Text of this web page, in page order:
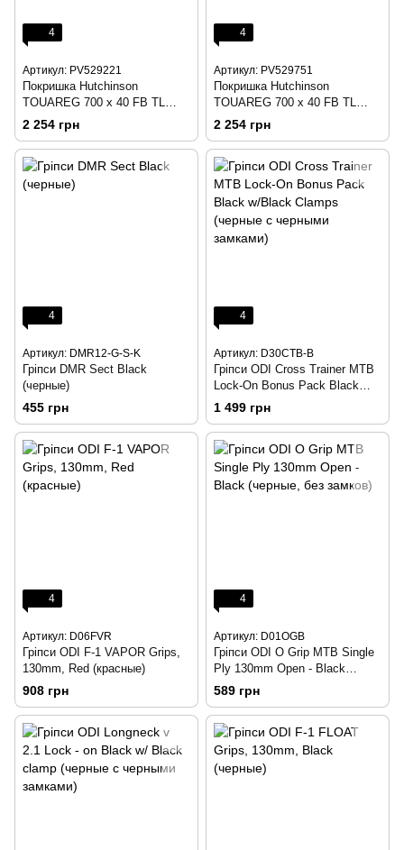
4
Артикул: PV529221
Покришка Hutchinson
TOUAREG 700 x 40 FB TL
Hardskin
2 254 грн
4
Артикул: PV529751
Покришка Hutchinson
TOUAREG 700 x 40 FB TL
Hardskin Tanwall
2 254 грн
4
Артикул: DMR12-G-S-K
Гріпси DMR Sect Black
(черные)
455 грн
4
Артикул: D30CTB-B
Гріпси ODI Cross Trainer MTB
Lock-On Bonus Pack Black
w/Black Clamps (черные с
черными замками)
1 499 грн
4
Артикул: D06FVR
Гріпси ODI F-1 VAPOR Grips,
130mm, Red (красные)
908 грн
4
Артикул: D01OGB
Гріпси ODI O Grip MTB Single
Ply 130mm Open - Black
(черные, без замков)
589 грн